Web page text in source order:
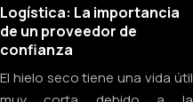
Logística: La importancia
de un proveedor de
confianza
El hielo seco tiene una vida útil